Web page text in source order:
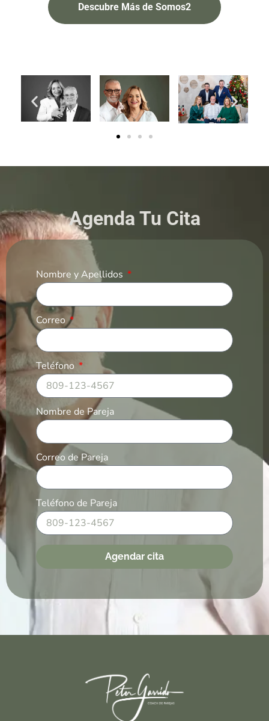
Descubre Más de Somos2
Agenda Tu Cita
Nombre y Apellidos
Correo
Teléfono
Nombre de Pareja
Correo de Pareja
Teléfono de Pareja
Agendar cita